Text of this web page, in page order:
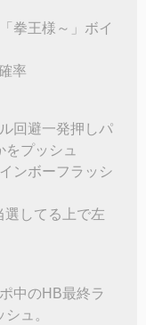
様～」ボイ
率
一発押しパ
プッシュ
ーフラッシ
てる上で左
HB最終ラ
ュ。